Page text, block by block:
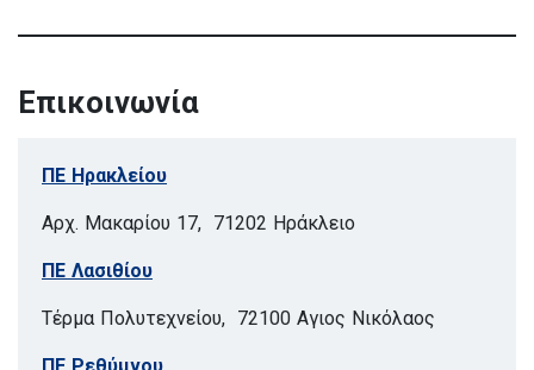
Επικοινωνία
ΠΕ Ηρακλείου
Αρχ. Μακαρίου 17, 71202 Ηράκλειο
ΠΕ Λασιθίου
Τέρμα Πολυτεχνείου, 72100 Αγιος Νικόλαος